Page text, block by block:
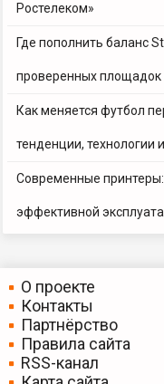
Ростелеком»
Где пополнить баланс
проверенных площадок
Как меняется футбол
тенденции,
Современные
эффективной
О проекте
Контакты
Партнёрство
Правила сайта
RSS-канал